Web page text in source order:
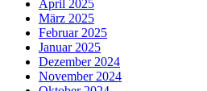
April 2025
März 2025
Februar 2025
Januar 2025
Dezember 2024
November 2024